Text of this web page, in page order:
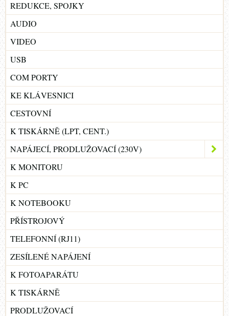
REDUKCE, SPOJKY
AUDIO
VIDEO
USB
COM PORTY
KE KLÁVESNICI
CESTOVNÍ
K TISKÁRNĚ (LPT, CENT.)
NAPÁJECÍ, PRODLUŽOVACÍ (230V)
K MONITORU
K PC
K NOTEBOOKU
PŘÍSTROJOVÝ
TELEFONNÍ (RJ11)
ZESÍLENÉ NAPÁJENÍ
K FOTOAPARÁTU
K TISKÁRNĚ
PRODLUŽOVACÍ